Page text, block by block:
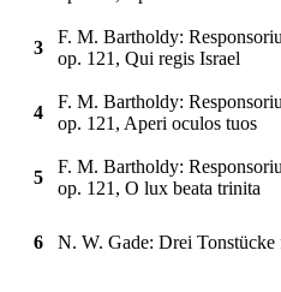
3
F. M. Bartholdy:
op. 121, Qui regis Israel
4
F. M. Bartholdy:
op. 121, Aperi oculos tuos
5
F. M. Bartholdy:
op. 121, O lux beata trinita
6 N. W. Gade: Drei